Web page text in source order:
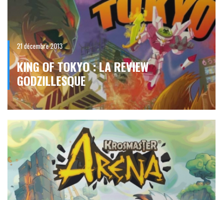
21 décembre 2013
KING OF TOKYO : LA REVIEW
GODZILLESQUE